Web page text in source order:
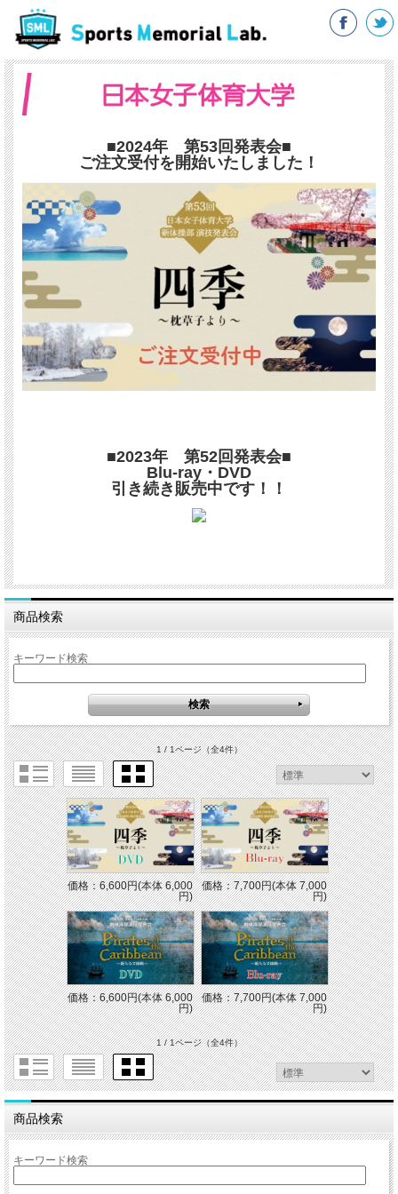
■2024年 第53回発表会■
ご注文受付を開始いたしました！
■2023年 第52回発表会■
Blu-ray・DVD
引き続き販売中です！！
商品検索
キーワード検索
1 / 1ページ（全4件）
価格：6,600円(本体 6,000
円)
価格：7,700円(本体 7,000
円)
価格：6,600円(本体 6,000
円)
価格：7,700円(本体 7,000
円)
1 / 1ページ（全4件）
商品検索
キーワード検索